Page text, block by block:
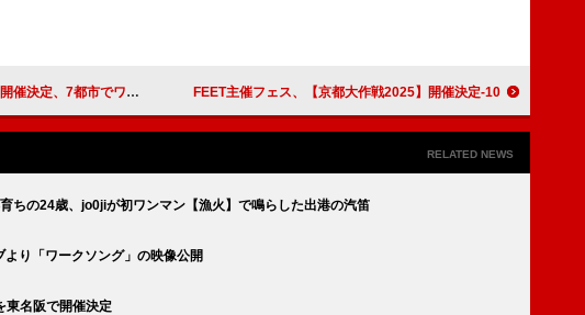
定、7都市でワンマン 10-FEET主催フェス、【京都大作戦2025】開催決定
RELATED NEWS
ちの24歳、jo0jiが初ワンマン【漁火】で鳴らした出港の汽笛
り「ワークソング」の映像公開
東名阪で開催決定